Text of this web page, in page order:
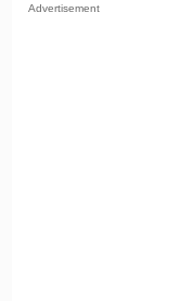
Advertisement